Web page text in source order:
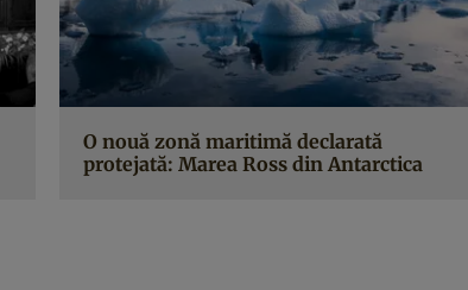
O nouă zonă maritimă declarată
protejată: Marea Ross din Antarctica